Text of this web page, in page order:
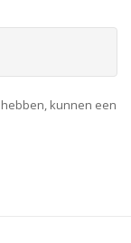
kunnen een